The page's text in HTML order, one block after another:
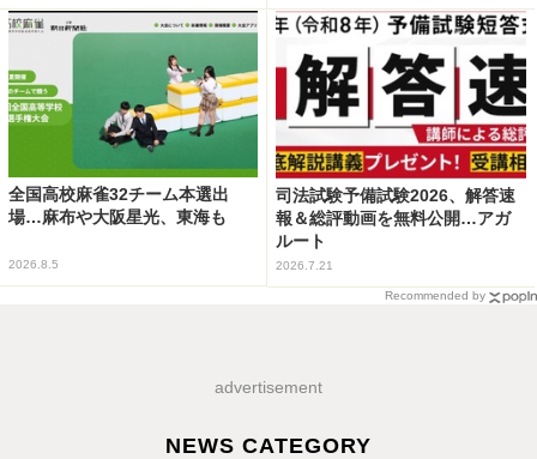
全国高校麻雀32チーム本選出
場…麻布や大阪星光、東海も
2026.8.5
司法試験予備試験2026、解答速
報＆総評動画を無料公開…アガ
ルート
2026.7.21
Recommended by
advertisement
NEWS CATEGORY